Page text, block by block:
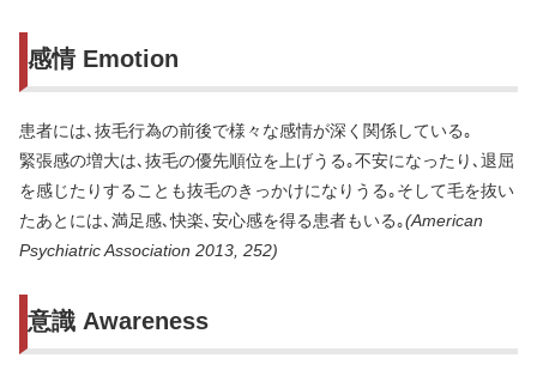
感情 Emotion
患者には､抜毛行為の前後で様々な感情が深く関係している｡
緊張感の増大は､抜毛の優先順位を上げうる｡不安になったり､退屈
を感じたりすることも抜毛のきっかけになりうる｡そして毛を抜い
たあとには､満足感､快楽､安心感を得る患者もいる｡(American
Psychiatric Association 2013, 252)
意識 Awareness